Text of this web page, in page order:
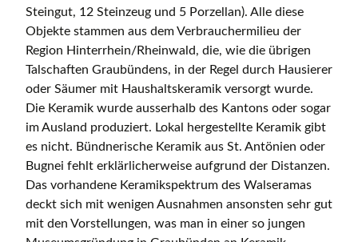
Steingut, 12 Steinzeug und 5 Porzellan). Alle diese
Objekte stammen aus dem Verbrauchermilieu der
Region Hinterrhein/Rheinwald, die, wie die übrigen
Talschaften Graubündens, in der Regel durch Hausierer
oder Säumer mit Haushaltskeramik versorgt wurde.
Die Keramik wurde ausserhalb des Kantons oder sogar
im Ausland produziert. Lokal hergestellte Keramik gibt
es nicht. Bündnerische Keramik aus St. Antönien oder
Bugnei fehlt erklärlicherweise aufgrund der Distanzen.
Das vorhandene Keramikspektrum des Walseramas
deckt sich mit wenigen Ausnahmen ansonsten sehr gut
mit den Vorstellungen, was man in einer so jungen